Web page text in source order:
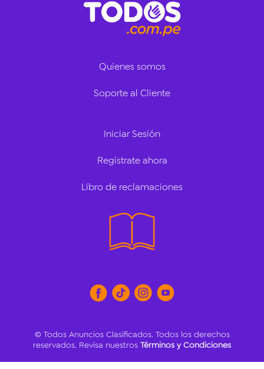
Quienes somos
Soporte al Cliente
Iniciar Sesión
Regístrate ahora
Libro de reclamaciones
© Todos Anuncios Clasificados. Todos los derechos
reservados. Revisa nuestros Términos y Condiciones